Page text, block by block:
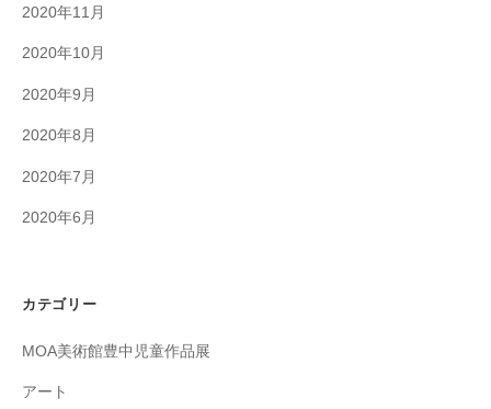
2020年11月
2020年10月
2020年9月
2020年8月
2020年7月
2020年6月
カテゴリー
MOA美術館豊中児童作品展
アート